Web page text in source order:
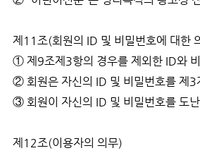
제11조(회원의 ID 및 비밀번호에 대한
① 제9조제3항의 경우를 제외한 ID와
② 회원은 자신의 ID 및 비밀번호를 제3
③ 회원이 자신의 ID 및 비밀번호를 도
제12조(이용자의 의무)